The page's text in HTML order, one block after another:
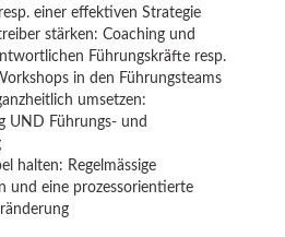
einer effektiven Strategie
stärken: Coaching und
Führungskräfte resp.
in den Führungsteams
umsetzen:
UND Führungs- und
halten: Regelmässige
und eine prozessorientierte